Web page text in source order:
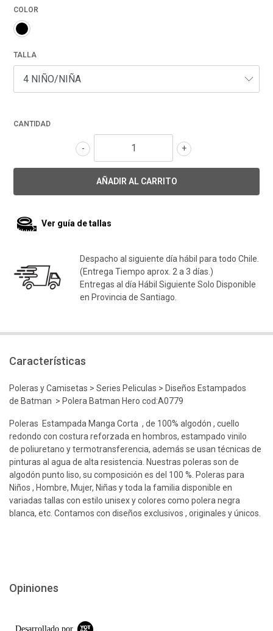
COLOR
TALLA
CANTIDAD
+
-
Ver guía de tallas
Despacho al siguiente día hábil para todo Chile.
(Entrega Tiempo aprox. 2 a 3 días.)
Entregas al día Hábil Siguiente Solo Disponible
en Provincia de Santiago.
Características
Poleras y Camisetas > Series Peliculas > Diseños Estampados
de Batman > Polera Batman Hero cod:A0779
Poleras Estampada Manga Corta , de 100% algodón , cuello
redondo con costura reforzada en hombros, estampado vinilo
de poliuretano y termotransferencia, además se usan técnicas de
pinturas al agua de alta resistencia. Nuestras poleras son de
algodón punto liso, su composición es del 100 %. Poleras para
Niños , Hombre, Mujer, Niñas y toda la familia disponible en
variadas tallas con estilo unisex y colores como polera negra
blanca, etc. Contamos con diseños exclusivos , originales y únicos.
Opiniones
Desarrollado por